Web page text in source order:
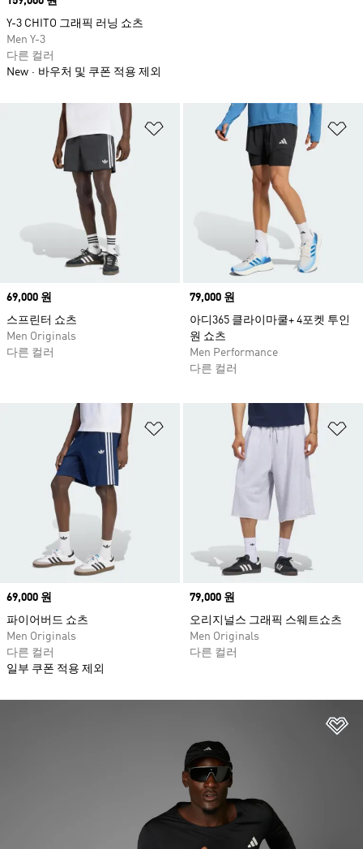
위시리스트 담기
Price
69,000 원
스프린터 쇼츠
Men Originals
다른 컬러
Price
79,000 원
아디365 클라이마쿨+ 4포켓 투인
원 쇼츠
Men Performance
다른 컬러
위시리스트 담기
Price
69,000 원
파이어버드 쇼츠
Men Originals
다른 컬러
일부 쿠폰 적용 제외
Price
79,000 원
오리지널스 그래픽 스웨트쇼츠
Men Originals
다른 컬러
Y-3 CHITO 그래픽 러닝 쇼츠
Men Y-3
다른 컬러
New
바우처 및 쿠폰 적용 제외